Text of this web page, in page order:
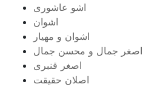
اشو عاشوری
اشوان
اشوان و مهیار
اصغر جمال و محسن جمال
اصغر قنبری
اصلان حقیقت